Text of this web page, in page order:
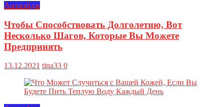
Антиэйдж
Чтобы Способствовать Долголетию, Вот
Несколько Шагов, Которые Вы Можете
Предпринять
13.12.2021 tina33 0